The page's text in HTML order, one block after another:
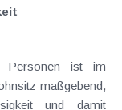
und damit